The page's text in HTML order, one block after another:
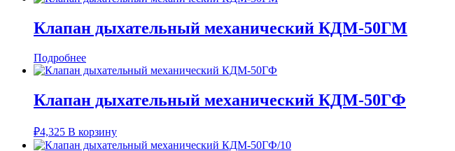
Клапан дыхательный механический КДМ-50ГМ
Подробнее
Клапан дыхательный механический КДМ-50ГФ
₽4,325 В корзину